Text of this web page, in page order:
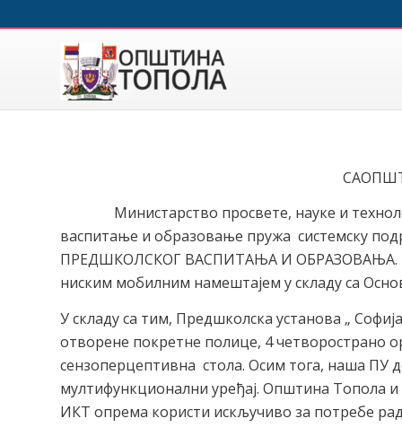
Министарство просвете, науке и
васпитање и образовање пружа системску
ПРЕДШКОЛСКОГ ВАСПИТАЊА И ОБРАЗОВАЊА.
ниским мобилним намештајем у складу са
У складу са тим, Предшколска установа „
отворене покретне полице, 4 четворострано
сензоперцептивна стола. Осим тога, наша ПУ
мултифункционални уређај. Општина Топола
ИКТ опрема користи искључиво за потребе